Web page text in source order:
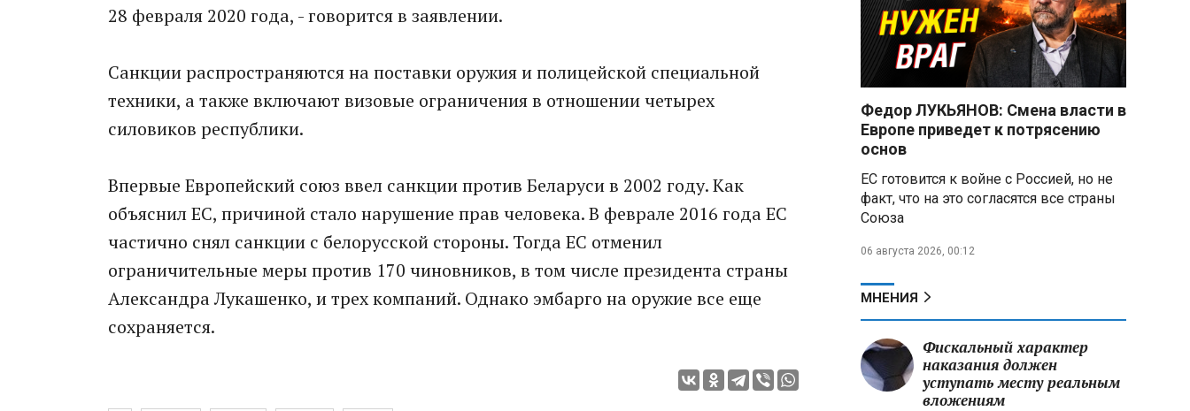
28 февраля 2020 года, - говорится в заявлении.
Санкции распространяются на поставки оружия и полицейской специальной
техники, а также включают визовые ограничения в отношении четырех
силовиков республики.
Впервые Европейский союз ввел санкции против Беларуси в 2002 году. Как
объяснил ЕС, причиной стало нарушение прав человека. В феврале 2016 года ЕС
частично снял санкции с белорусской стороны. Тогда ЕС отменил
ограничительные меры против 170 чиновников, в том числе президента страны
Александра Лукашенко, и трех компаний. Однако эмбарго на оружие все еще
сохраняется.
Федор ЛУКЬЯНОВ: Смена власти в
Европе приведет к потрясению
основ
ЕС готовится к войне с Россией, но не
факт, что на это согласятся все страны
Союза
06 августа 2026, 00:12
МНЕНИЯ
Фискальный характер
наказания должен
уступать месту реальным
вложениям